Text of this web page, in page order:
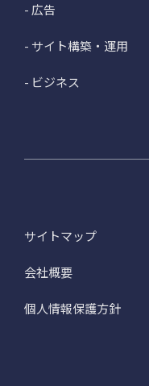
- 広告
- サイト構築・運用
- ビジネス
サイトマップ
会社概要
個人情報保護方針